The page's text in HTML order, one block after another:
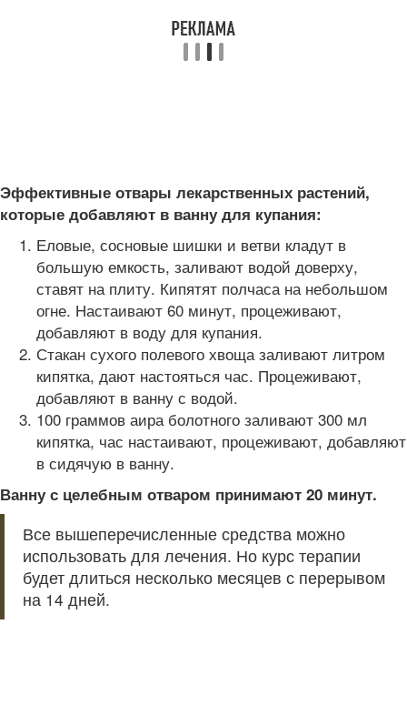
Эффективные отвары лекарственных растений,
которые добавляют в ванну для купания:
Еловые, сосновые шишки и ветви кладут в
большую емкость, заливают водой доверху,
ставят на плиту. Кипятят полчаса на небольшом
огне. Настаивают 60 минут, процеживают,
добавляют в воду для купания.
Стакан сухого полевого хвоща заливают литром
кипятка, дают настояться час. Процеживают,
добавляют в ванну с водой.
100 граммов аира болотного заливают 300 мл
кипятка, час настаивают, процеживают, добавляют
в сидячую в ванну.
Ванну с целебным отваром принимают 20 минут.
Все вышеперечисленные средства можно
использовать для лечения. Но курс терапии
будет длиться несколько месяцев с перерывом
на 14 дней.